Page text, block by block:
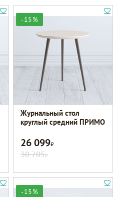
-15%
Журнальный стол
круглый средний ПРИМО
26 099Р
30 705Р
-15%